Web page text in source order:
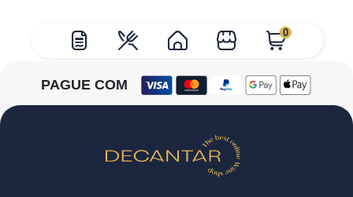
0
PAGUE COM